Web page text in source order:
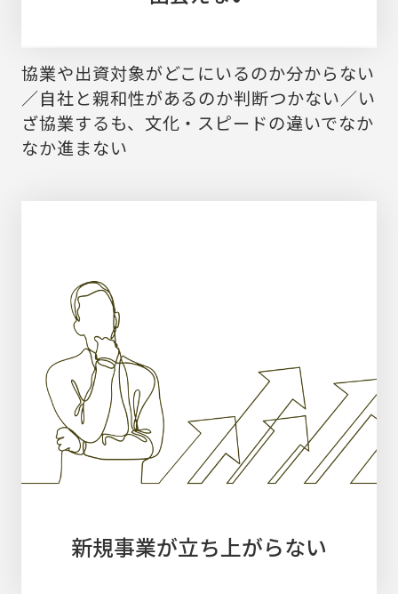
協業や出資対象がどこにいるのか分からない
／自社と親和性があるのか判断つかない／い
ざ協業するも、文化・スピードの違いでなか
なか進まない
新規事業が立ち上がらない